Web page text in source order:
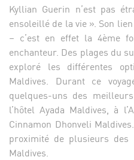
Kyllian Guerin n’est pas
ensoleillé de la vie ». Son
– c’est en effet la 4ème
enchanteur. Des plages du
exploré les différentes
Maldives. Durant ce
quelques-uns des
l’hôtel Ayada Maldives, à
Cinnamon Dhonveli
proximité de plusieurs
Maldives.